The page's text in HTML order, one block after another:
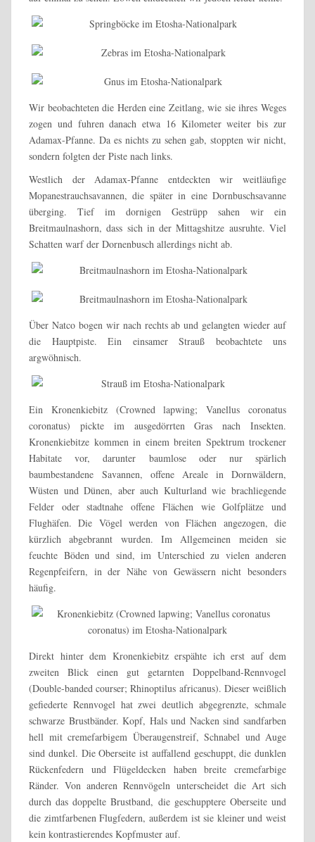
Wir beobachteten die Herden eine Zeitlang, wie sie ihres Weges
zogen und fuhren danach etwa 16 Kilometer weiter bis zur
Adamax-Pfanne. Da es nichts zu sehen gab, stoppten wir nicht,
sondern folgten der Piste nach links.
Westlich der Adamax-Pfanne entdeckten wir weitläufige
Mopanestrauchsavannen, die später in eine Dornbuschsavanne
überging. Tief im dornigen Gestrüpp sahen wir ein
Breitmaulnashorn, dass sich in der Mittagshitze ausruhte. Viel
Schatten warf der Dornenbusch allerdings nicht ab.
Über Natco bogen wir nach rechts ab und gelangten wieder auf
die Hauptpiste. Ein einsamer Strauß beobachtete uns
argwöhnisch.
Ein Kronenkiebitz (Crowned lapwing; Vanellus coronatus
coronatus) pickte im ausgedörrten Gras nach Insekten.
Kronenkiebitze kommen in einem breiten Spektrum trockener
Habitate vor, darunter baumlose oder nur spärlich
baumbestandene Savannen, offene Areale in Dornwäldern,
Wüsten und Dünen, aber auch Kulturland wie brachliegende
Felder oder stadtnahe offene Flächen wie Golfplätze und
Flughäfen. Die Vögel werden von Flächen angezogen, die
kürzlich abgebrannt wurden. Im Allgemeinen meiden sie
feuchte Böden und sind, im Unterschied zu vielen anderen
Regenpfeifern, in der Nähe von Gewässern nicht besonders
häufig.
Direkt hinter dem Kronenkiebitz erspähte ich erst auf dem
zweiten Blick einen gut getarnten Doppelband-Rennvogel
(Double-banded courser; Rhinoptilus africanus). Dieser weißlich
gefiederte Rennvogel hat zwei deutlich abgegrenzte, schmale
schwarze Brustbänder. Kopf, Hals und Nacken sind sandfarben
hell mit cremefarbigem Überaugenstreif, Schnabel und Auge
sind dunkel. Die Oberseite ist auffallend geschuppt, die dunklen
Rückenfedern und Flügeldecken haben breite cremefarbige
Ränder. Von anderen Rennvögeln unterscheidet die Art sich
durch das doppelte Brustband, die geschupptere Oberseite und
die zimtfarbenen Flugfedern, außerdem ist sie kleiner und weist
kein kontrastierendes Kopfmuster auf.